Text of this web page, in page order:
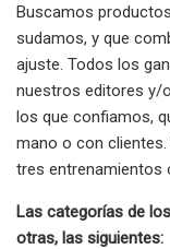
Buscamos
sudamos, y que
ajuste. Todos los
nuestros editores y/
los que confiamos,
mano o con
tres entrenamientos
Las categorías de
otras, las siguientes: